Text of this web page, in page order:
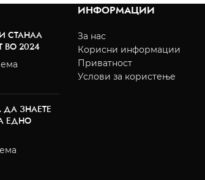
СТАНАА
ВО 2024
ДА ЗНАЕТЕ
ЕДНО
ИНФОРМАЦИИ
За нас
Корисни информации
Приватност
Услови за користење